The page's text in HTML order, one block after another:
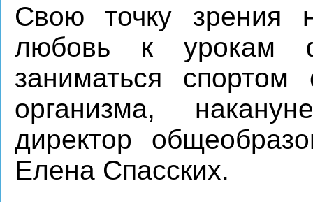
Свою точку зрения
любовь к урокам
заниматься
организма,
директор
Елена Спасских.